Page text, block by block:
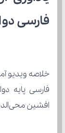
فارسی
خلاصه ویدیو
افشین